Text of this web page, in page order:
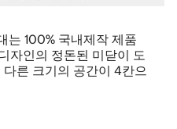
는 100% 국내제작 제품
자인의 정돈된 미닫이 도
른 크기의 공간이 4칸으